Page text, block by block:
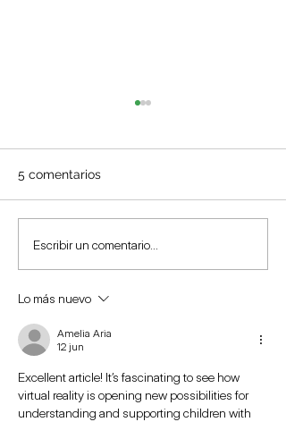
Moverse antes y durante
el embarazo podría
temprano del bebé
5 comentarios
Escribir un comentario...
Lo más nuevo
Amelia Aria
12 jun
Excellent article! It’s fascinating to see how
virtual reality is opening new possibilities for
understanding and supporting children with